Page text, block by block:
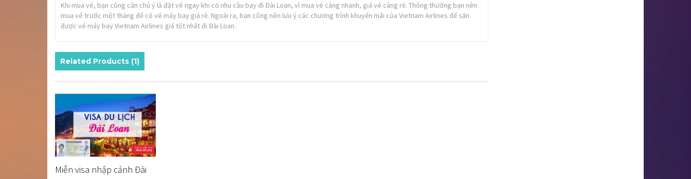
Khi mua vé, bạn cũng cần chú ý là đặt vé ngay khi có nhu cầu bay đi Đài Loan, vì mua vé càng nhanh, giá vé càng rẻ. Thông thường bạn nên
mua vé trước một tháng để có vé máy bay giá rẻ. Ngoài ra, bạn cũng nên lưu ý các chương trình khuyến mãi của Vietnam Airlines để săn
được vé máy bay Vietnam Airlines giá tốt nhất đi Đài Loan.
Related Products (1)
Miễn visa nhập cảnh Đài